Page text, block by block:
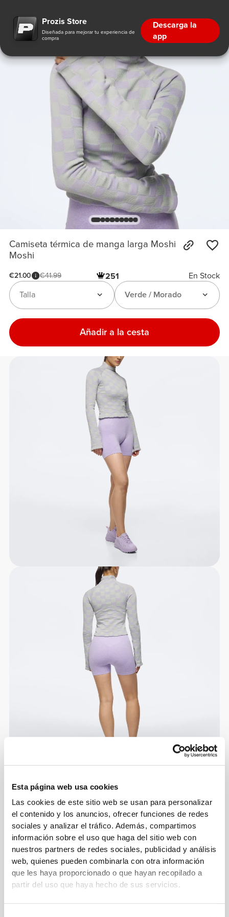
Esta página web usa cookies
Las cookies de este sitio web se usan para personalizar
el contenido y los anuncios, ofrecer funciones de redes
sociales y analizar el tráfico. Además, compartimos
información sobre el uso que haga del sitio web con
nuestros partners de redes sociales, publicidad y análisis
web, quienes pueden combinarla con otra información
que les haya proporcionado o que hayan recopilado a
partir del uso que haya hecho de sus servicios.
Prozis Store
Diseñada para mejorar tu experiencia de
compra
Descarga la
app
Camiseta térmica de manga larga Moshi
Moshi
€21.00 €41.99 251
En Stock
Verde / Morado
Talla
Añadir a la cesta